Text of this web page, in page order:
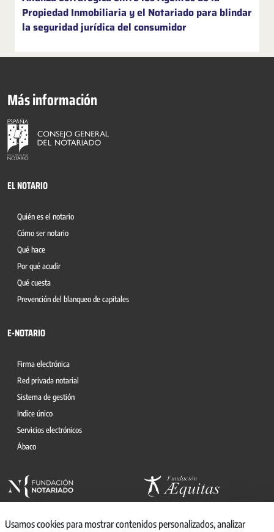
Propiedad Inmobiliaria y el Notariado para blindar
la seguridad jurídica del consumidor
Más información
EL NOTARIO
Quién es el notario
Cómo ser notario
Qué hace
Por qué acudir
Qué cuesta
Prevención del blanqueo de capitales
E-NOTARIO
Firma electrónica
Red privada notarial
Sistema de gestión
Indice único
Servicios electrónicos
Ábaco
Usamos cookies para mostrar contenidos personalizados, analizar